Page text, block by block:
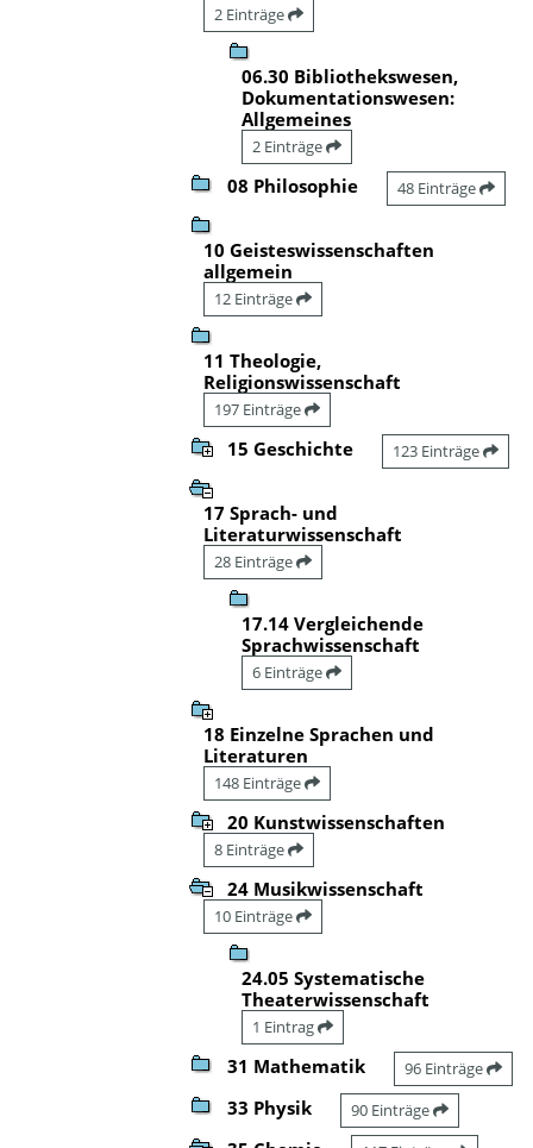
2 Einträge
06.30 Bibliothekswesen,
Dokumentationswesen:
Allgemeines
2 Einträge
08 Philosophie 48 Einträge
10 Geisteswissenschaften
allgemein
12 Einträge
11 Theologie,
Religionswissenschaft
197 Einträge
15 Geschichte 123 Einträge
17 Sprach- und
Literaturwissenschaft
28 Einträge
17.14 Vergleichende
Sprachwissenschaft
6 Einträge
18 Einzelne Sprachen und
Literaturen
148 Einträge
20 Kunstwissenschaften
8 Einträge
24 Musikwissenschaft
10 Einträge
24.05 Systematische
Theaterwissenschaft
1 Eintrag
31 Mathematik 96 Einträge
33 Physik 90 Einträge